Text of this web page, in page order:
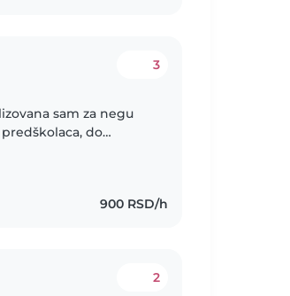
3
sam za negu
do
900 RSD/h
2